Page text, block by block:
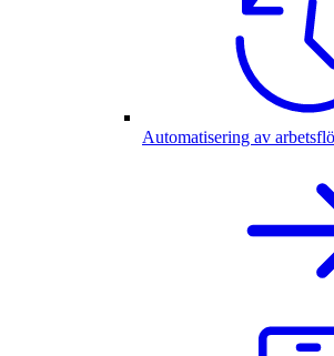
Automatisering av